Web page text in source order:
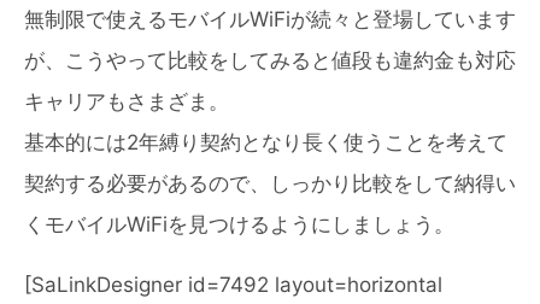
無制限で使えるモバイルWiFiが続々と登場しています
が、こうやって比較をしてみると値段も違約金も対応
キャリアもさまざま。
基本的には2年縛り契約となり長く使うことを考えて
契約する必要があるので、しっかり比較をして納得い
くモバイルWiFiを見つけるようにしましょう。
[SaLinkDesigner id=7492 layout=horizontal